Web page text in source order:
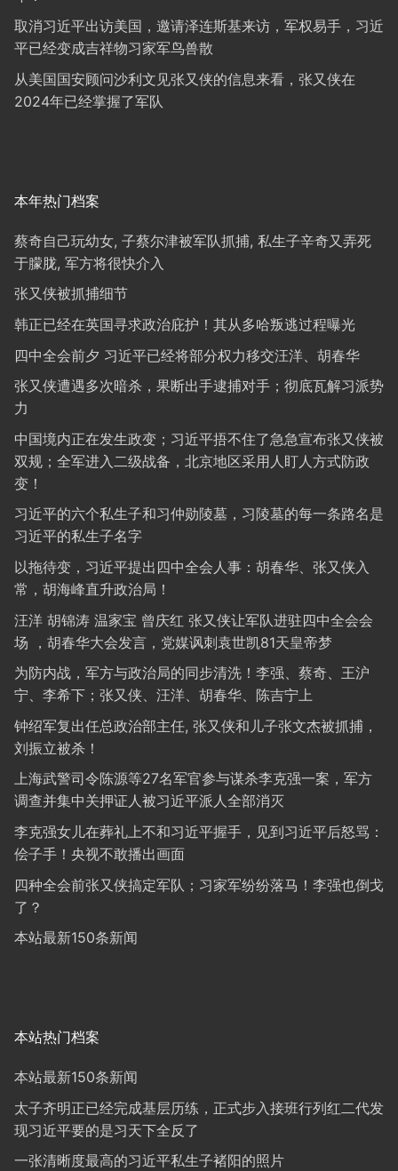
取消习近平出访美国，邀请泽连斯基来访，军权易手，习近
平已经变成吉祥物习家军鸟兽散
从美国国安顾问沙利文见张又侠的信息来看，张又侠在
2024年已经掌握了军队
本年热门档案
蔡奇自己玩幼女, 子蔡尔津被军队抓捕, 私生子辛奇又弄死
于朦胧, 军方将很快介入
张又侠被抓捕细节
韩正已经在英国寻求政治庇护！其从多哈叛逃过程曝光
四中全会前夕 习近平已经将部分权力移交汪洋、胡春华
张又侠遭遇多次暗杀，果断出手逮捕对手；彻底瓦解习派势
力
中国境内正在发生政变；习近平捂不住了急急宣布张又侠被
双规；全军进入二级战备，北京地区采用人盯人方式防政
变！
习近平的六个私生子和习仲勋陵墓，习陵墓的每一条路名是
习近平的私生子名字
以拖待变，习近平提出四中全会人事：胡春华、张又侠入
常，胡海峰直升政治局！
汪洋 胡锦涛 温家宝 曾庆红 张又侠让军队进驻四中全会会
场 ，胡春华大会发言，党媒讽刺袁世凯81天皇帝梦
为防内战，军方与政治局的同步清洗！李强、蔡奇、王沪
宁、李希下；张又侠、汪洋、胡春华、陈吉宁上
钟绍军复出任总政治部主任, 张又侠和儿子张文杰被抓捕，
刘振立被杀！
上海武警司令陈源等27名军官参与谋杀李克强一案，军方
调查并集中关押证人被习近平派人全部消灭
李克强女儿在葬礼上不和习近平握手，见到习近平后怒骂：
侩子手！央视不敢播出画面
四种全会前张又侠搞定军队；习家军纷纷落马！李强也倒戈
了？
本站最新150条新闻
本站热门档案
本站最新150条新闻
太子齐明正已经完成基层历练，正式步入接班行列红二代发
现习近平要的是习天下全反了
一张清晰度最高的习近平私生子褚阳的照片